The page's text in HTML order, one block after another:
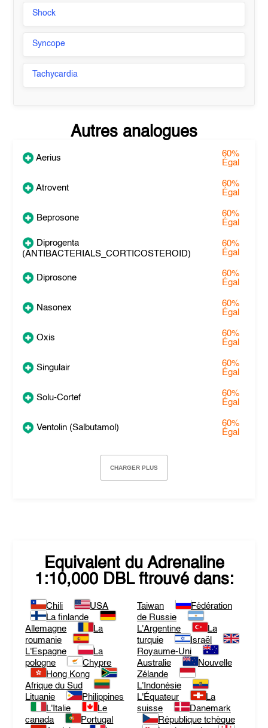
Shock
Syncope
Tachycardia
Autres analogues
Aerius
60%
Égal
Atrovent
60%
Égal
Beprosone
60%
Égal
Diprogenta
(ANTIBACTERIALS_CORTICOSTEROID)
60%
Égal
Diprosone
60%
Égal
Nasonex
60%
Égal
Oxis
60%
Égal
Singulair
60%
Égal
Solu-Cortef
60%
Égal
Ventolin (Salbutamol)
60%
Égal
CHARGER PLUS
Equivalent du Adrenaline
1:10,000 DBLftrouvé dans:
Chili
USA
La finlande
Allemagne
La
roumanie
L'Espagne
La
pologne
Chypre
Hong Kong
Afrique du Sud
Lituanie
Philippines
L'Italie
Le
canada
Portugal
Taiwan
Fédération
de Russie
L'Argentine
La
turquie
Israël
Royaume-Uni
Australie
Nouvelle
Zélande
L'Indonésie
L'Équateur
La
suisse
Danemark
République tchèque